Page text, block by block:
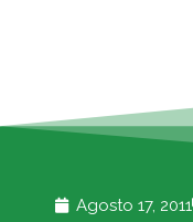
Agosto 17, 2011